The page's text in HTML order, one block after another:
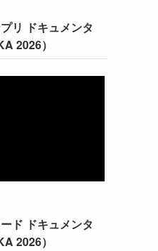
リ ドキュメンタ
2026）
ド ドキュメンタ
2026）